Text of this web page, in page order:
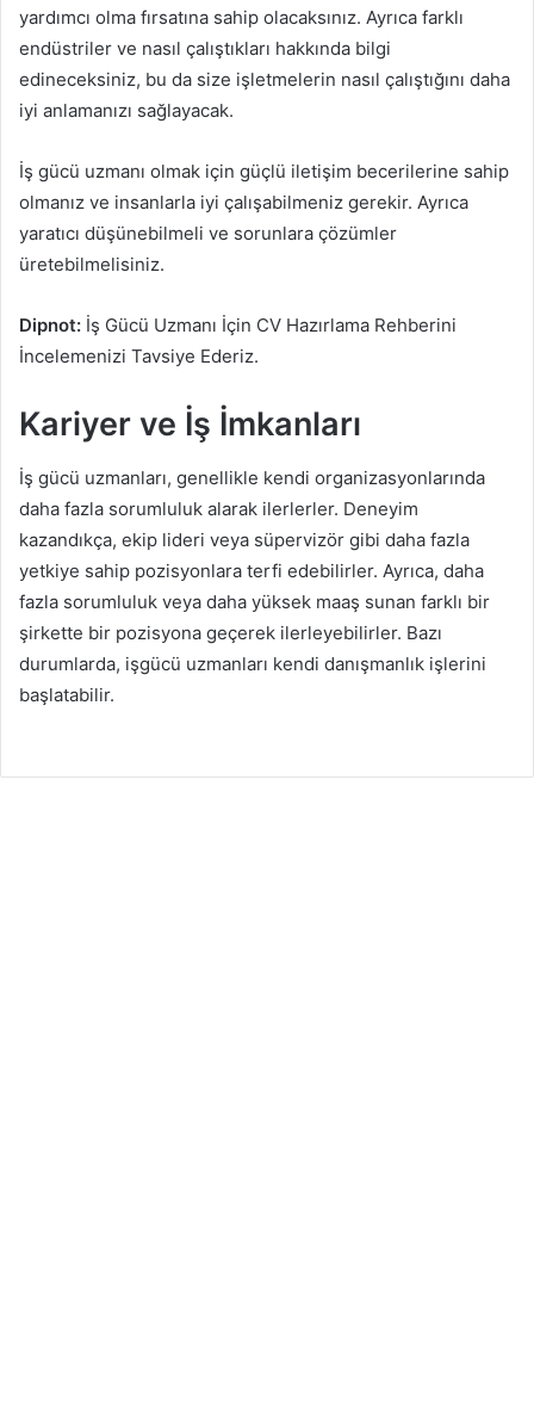
yardımcı olma fırsatına sahip olacaksınız. Ayrıca farklı
endüstriler ve nasıl çalıştıkları hakkında bilgi
edineceksiniz, bu da size işletmelerin nasıl çalıştığını daha
iyi anlamanızı sağlayacak.
İş gücü uzmanı olmak için güçlü iletişim becerilerine sahip
olmanız ve insanlarla iyi çalışabilmeniz gerekir. Ayrıca
yaratıcı düşünebilmeli ve sorunlara çözümler
üretebilmelisiniz.
Dipnot: İş Gücü Uzmanı İçin CV Hazırlama Rehberini
İncelemenizi Tavsiye Ederiz.
Kariyer ve İş İmkanları
İş gücü uzmanları, genellikle kendi organizasyonlarında
daha fazla sorumluluk alarak ilerlerler. Deneyim
kazandıkça, ekip lideri veya süpervizör gibi daha fazla
yetkiye sahip pozisyonlara terfi edebilirler. Ayrıca, daha
fazla sorumluluk veya daha yüksek maaş sunan farklı bir
şirkette bir pozisyona geçerek ilerleyebilirler. Bazı
durumlarda, işgücü uzmanları kendi danışmanlık işlerini
başlatabilir.